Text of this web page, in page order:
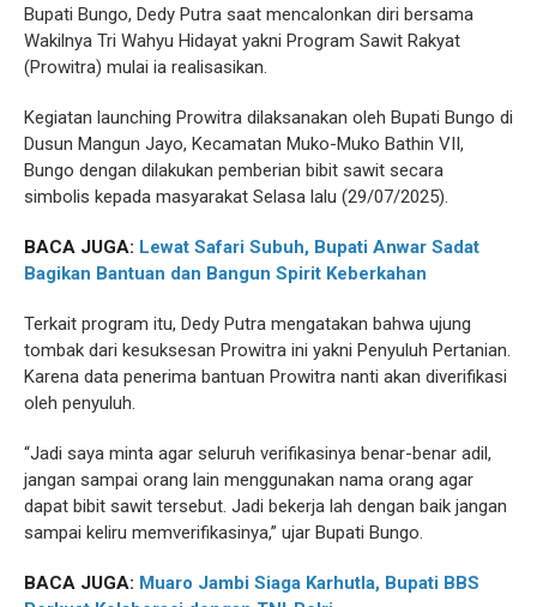
Bupati Bungo, Dedy Putra saat mencalonkan diri bersama
Wakilnya Tri Wahyu Hidayat yakni Program Sawit Rakyat
(Prowitra) mulai ia realisasikan.
Kegiatan launching Prowitra dilaksanakan oleh Bupati Bungo di
Dusun Mangun Jayo, Kecamatan Muko-Muko Bathin VII,
Bungo dengan dilakukan pemberian bibit sawit secara
simbolis kepada masyarakat Selasa lalu (29/07/2025).
BACA JUGA: Lewat Safari Subuh, Bupati Anwar Sadat
Bagikan Bantuan dan Bangun Spirit Keberkahan
Terkait program itu, Dedy Putra mengatakan bahwa ujung
tombak dari kesuksesan Prowitra ini yakni Penyuluh Pertanian.
Karena data penerima bantuan Prowitra nanti akan diverifikasi
oleh penyuluh.
“Jadi saya minta agar seluruh verifikasinya benar-benar adil,
jangan sampai orang lain menggunakan nama orang agar
dapat bibit sawit tersebut. Jadi bekerja lah dengan baik jangan
sampai keliru memverifikasinya,” ujar Bupati Bungo.
BACA JUGA: Muaro Jambi Siaga Karhutla, Bupati BBS